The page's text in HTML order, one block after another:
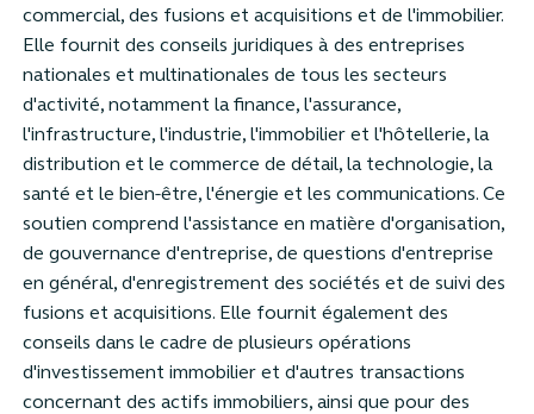
commercial, des fusions et acquisitions et de l'immobilier.
Elle fournit des conseils juridiques à des entreprises
nationales et multinationales de tous les secteurs
d'activité, notamment la finance, l'assurance,
l'infrastructure, l'industrie, l'immobilier et l'hôtellerie, la
distribution et le commerce de détail, la technologie, la
santé et le bien-être, l'énergie et les communications. Ce
soutien comprend l'assistance en matière d'organisation,
de gouvernance d'entreprise, de questions d'entreprise
en général, d'enregistrement des sociétés et de suivi des
fusions et acquisitions. Elle fournit également des
conseils dans le cadre de plusieurs opérations
d'investissement immobilier et d'autres transactions
concernant des actifs immobiliers, ainsi que pour des